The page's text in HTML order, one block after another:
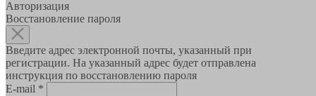
Авторизация
Восстановление пароля
Введите адрес электронной почты, указанный при
регистрации. На указанный адрес будет отправлена
инструкция по восстановлению пароля
E-mail *